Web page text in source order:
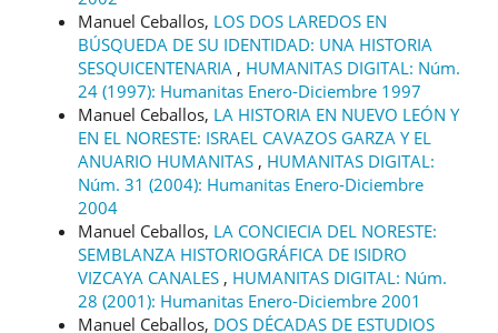
Manuel Ceballos, LOS DOS LAREDOS EN
BÚSQUEDA DE SU IDENTIDAD: UNA HISTORIA
SESQUICENTENARIA , HUMANITAS DIGITAL: Núm.
24 (1997): Humanitas Enero-Diciembre 1997
Manuel Ceballos, LA HISTORIA EN NUEVO LEÓN Y
EN EL NORESTE: ISRAEL CAVAZOS GARZA Y EL
ANUARIO HUMANITAS , HUMANITAS DIGITAL:
Núm. 31 (2004): Humanitas Enero-Diciembre
2004
Manuel Ceballos, LA CONCIECIA DEL NORESTE:
SEMBLANZA HISTORIOGRÁFICA DE ISIDRO
VIZCAYA CANALES , HUMANITAS DIGITAL: Núm.
28 (2001): Humanitas Enero-Diciembre 2001
Manuel Ceballos, DOS DÉCADAS DE ESTUDIOS